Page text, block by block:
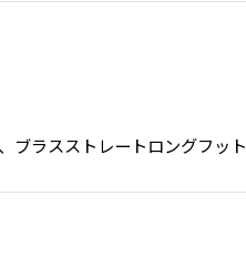
ブラスストレートロングフッ